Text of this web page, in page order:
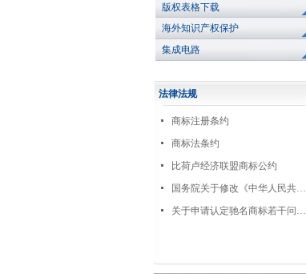
版权表格下载
海外知识产权保护
集成电路
法律法规
넷 商标注册条约
넷 商标法条约
넷 比荷卢经济联盟商标公约
넷 国务院关于修改《中华人民共和国计算机信息网络国际联网管理暂行规定》的决定
넷 关于申请认定驰名商标若干问题的通知